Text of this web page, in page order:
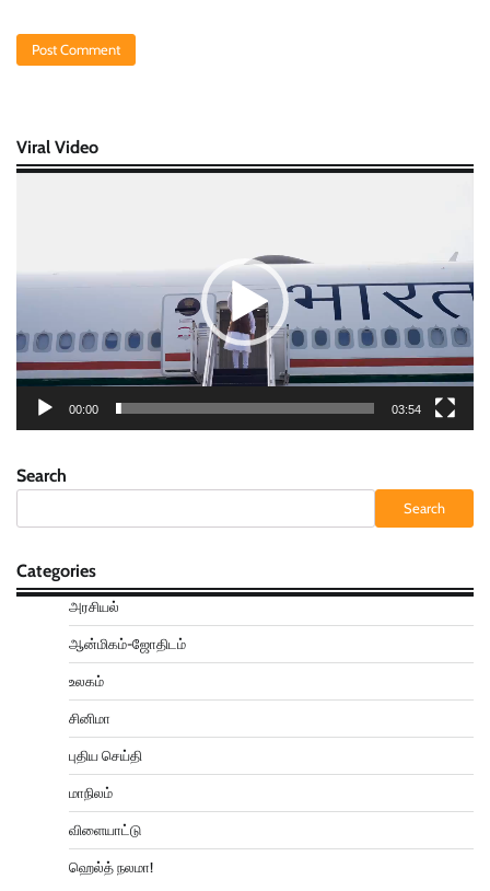
Viral Video
00:00 03:54
Search
Search
Categories
அரசியல்
ஆன்மிகம்-ஜோதிடம்
உலகம்
சினிமா
புதிய செய்தி
மாநிலம்
விளையாட்டு
ஹெல்த் நலமா!